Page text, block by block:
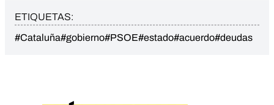
ETIQUETAS:
#Cataluña#gobierno#PSOE#estado#acuerdo#deudas